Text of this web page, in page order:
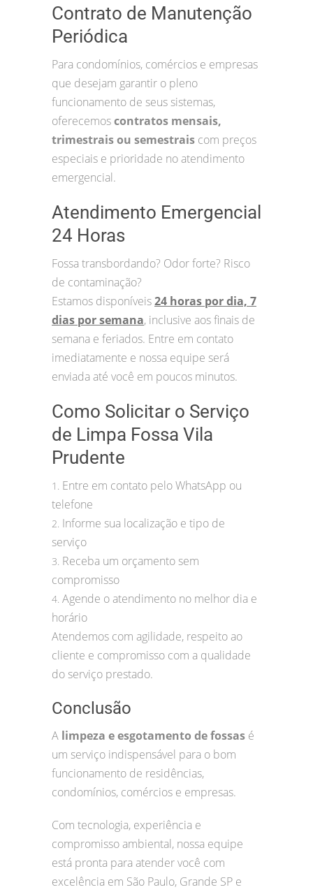
Contrato de Manutenção
Periódica
Para condomínios, comércios e empresas
que desejam garantir o pleno
funcionamento de seus sistemas,
oferecemoscontratos mensais,
trimestrais ou semestrais com preços
especiais e prioridade no atendimento
emergencial.
Atendimento Emergencial
24 Horas
Fossa transbordando? Odor forte? Risco
de contaminação?
Estamos disponíveis24 horas por dia, 7
dias por semana, inclusive aos finais de
semana e feriados. Entre em contato
imediatamente e nossa equipe será
enviada até você em poucos minutos.
Como Solicitar o Serviço
de Limpa Fossa Vila
Prudente
1. Entre em contato pelo WhatsApp ou
telefone
2. Informe sua localização e tipo de
serviço
3. Receba um orçamento sem
compromisso
4. Agende o atendimento no melhor dia e
horário
Atendemos com agilidade, respeito ao
cliente e compromisso com a qualidade
do serviço prestado.
Conclusão
A limpeza e esgotamento de fossas é
um serviço indispensável para o bom
funcionamento de residências,
condomínios, comércios e empresas.
Com tecnologia, experiência e
compromisso ambiental, nossa equipe
está pronta para atender você com
excelência em São Paulo, Grande SP e